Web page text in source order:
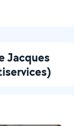
Jacques